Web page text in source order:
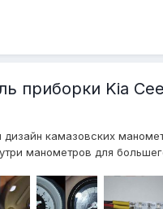
приборки Kia
камазовских
манометров для